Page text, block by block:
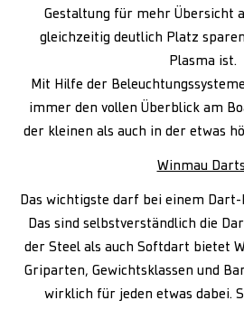
Gestaltung für mehr Übersicht
gleichzeitig deutlich Platz
Plasma ist.
Mit Hilfe der
immer den vollen Überblick am
der kleinen als auch in der etwas
Winmau Darts
Das wichtigste darf bei einem
Das sind selbstverständlich die
der Steel als auch Softdart bietet
Griparten, Gewichtsklassen und
wirklich für jeden etwas dabei.